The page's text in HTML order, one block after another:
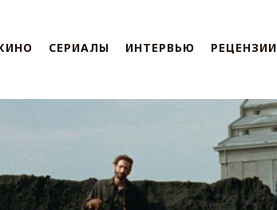
СЕРИАЛЫ ИНТЕРВЬЮ РЕЦЕНЗИИ